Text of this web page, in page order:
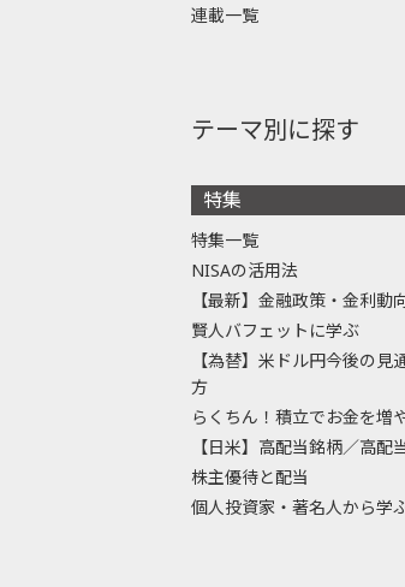
連載一覧
テーマ別に探す
特集
特集一覧
NISAの活用法
【最新】金融政策・金利動
賢人バフェットに学ぶ
【為替】米ドル円今後の見
方
らくちん！積立でお金を増
【日米】高配当銘柄／高配
株主優待と配当
個人投資家・著名人から学